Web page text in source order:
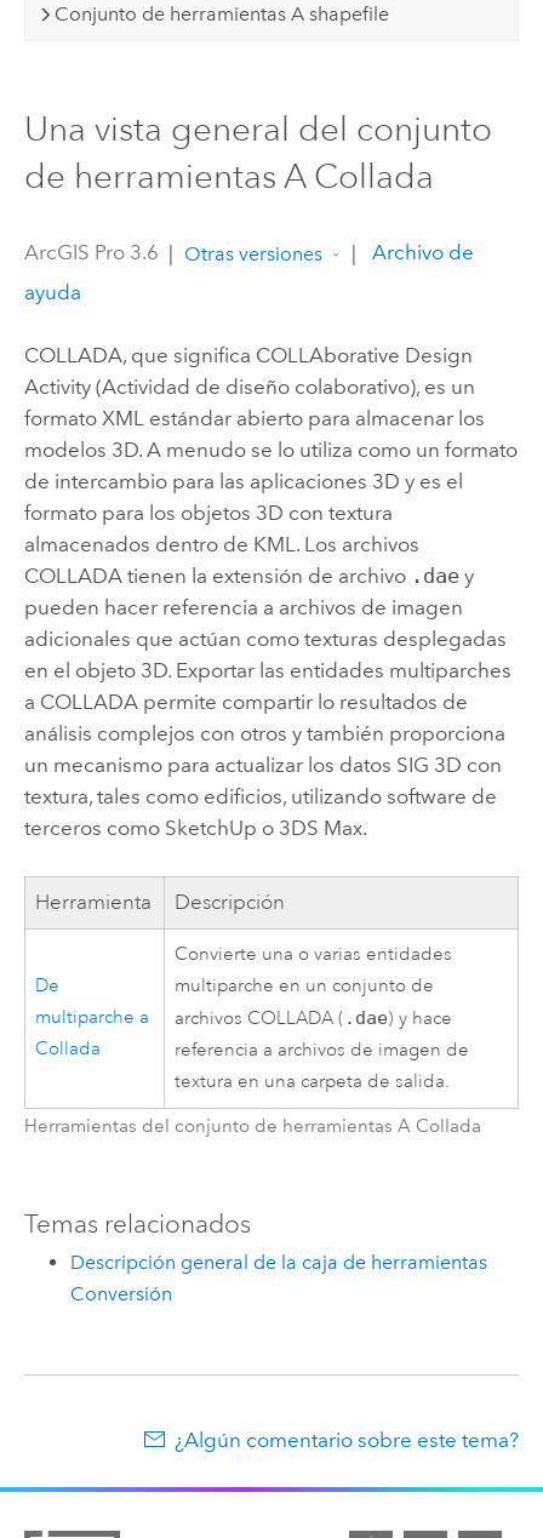
Conjunto de herramientas A shapefile
Una vista general del conjunto
de herramientas A Collada
ArcGIS Pro 3.6 | Otras versiones |
Archivo de
ayuda
COLLADA, que significa COLLAborative Design
Activity (Actividad de diseño colaborativo), es un
formato XML estándar abierto para almacenar los
modelos 3D. A menudo se lo utiliza como un formato
de intercambio para las aplicaciones 3D y es el
formato para los objetos 3D con textura
almacenados dentro de KML. Los archivos
COLLADA tienen la extensión de archivo .daey
pueden hacer referencia a archivos de imagen
adicionales que actúan como texturas desplegadas
en el objeto 3D. Exportar las entidades multiparches
a COLLADA permite compartir lo resultados de
análisis complejos con otros y también proporciona
un mecanismo para actualizar los datos SIG 3D con
textura, tales como edificios, utilizando software de
terceros como SketchUp o 3DS Max.
Herramienta Descripción
De
multiparche a
Collada
Convierte una o varias entidades
multiparche en un conjunto de
archivos COLLADA ( .dae) y hace
referencia a archivos de imagen de
textura en una carpeta de salida.
Herramientas del conjunto de herramientas A Collada
Temas relacionados
Descripción general de la caja de herramientas
Conversión
¿Algún comentario sobre este tema?